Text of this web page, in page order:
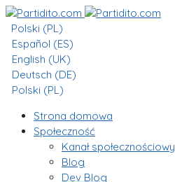
Polski (PL)
Español (ES)
English (UK)
Deutsch (DE)
Polski (PL)
Strona domowa
Społeczność
Kanał społecznościowy
Blog
Dev Blog